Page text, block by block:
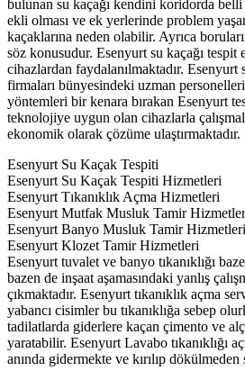
bulunan su kaçağı kendini koridorda belli
ekli olması ve ek yerlerinde problem
kaçaklarına neden olabilir. Ayrıca
söz konusudur. Esenyurt su kaçağı
cihazlardan faydalanılmaktadır.
firmaları bünyesindeki uzman
yöntemleri bir kenara bırakan Esenyurt
teknolojiye uygun olan cihazlarla
ekonomik olarak çözüme ulaştırmaktadır.
Esenyurt Su Kaçak Tespiti
Esenyurt Su Kaçak Tespiti Hizmetleri
Esenyurt Tıkanıklık Açma Hizmetleri
Esenyurt Mutfak Musluk Tamir
Esenyurt Banyo Musluk Tamir Hizmetleri
Esenyurt Klozet Tamir Hizmetleri
Esenyurt tuvalet ve banyo tıkanıklığı
bazen de inşaat aşamasındaki yanlış
çıkmaktadır. Esenyurt tıkanıklık açma
yabancı cisimler bu tıkanıklığa sebep
tadilatlarda giderlere kaçan çimento ve
yaratabilir. Esenyurt Lavabo tıkanıklığı
anında gidermekte ve kırılıp